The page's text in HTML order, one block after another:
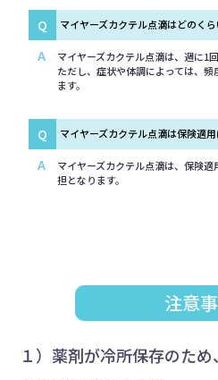
Q マイヤーズカクテル点滴はどのく
A
マイヤーズカクテル点滴は、週に1
ただし、症状や体調によっては、
ます。
Q マイヤーズカクテル点滴は保険適用
A
マイヤーズカクテル点滴は、保険
担となります。
注意
１）薬剤が冷所保存のた